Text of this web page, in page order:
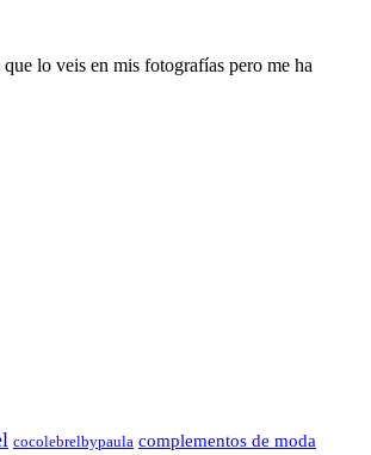
lo veis en mis fotografías pero me ha
cocolebrelbypaula complementos de moda